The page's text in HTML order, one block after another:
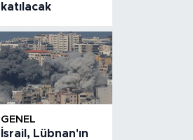
katılacak
GENEL
İsrail, Lübnan'ın